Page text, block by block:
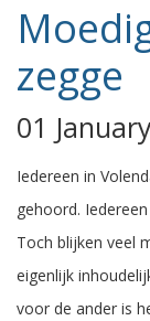
zegge
01
Iedereen in
gehoord.
Toch blijken veel
eigenlijk
voor de ander is